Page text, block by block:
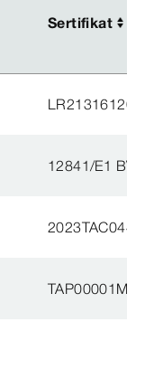
Sertifikat
Sertifikat
12841/E1 BV
2023TAC044
TAP00001M5,